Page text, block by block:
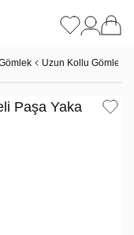
Uzun Kollu Gömlek
Paşa Yaka